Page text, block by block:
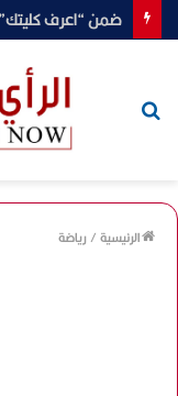
الرئيسية/رياضة